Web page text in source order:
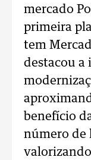
mercado
primeira
tem
destacou a
benefício
número de